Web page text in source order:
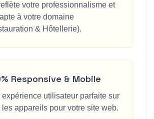
votre professionnalisme et
à votre domaine
& Hôtellerie).
Responsive & Mobile
expérience utilisateur parfaite sur
les appareils pour votre site web.